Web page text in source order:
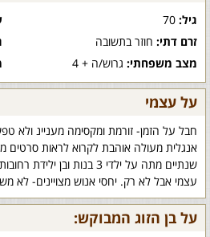
גיל:
זרם דתי: חוזר בתשובה
מצב משפחתי: גרוש/ה + 4
על עצמי
חבל על הזמן- זורמת ומקסימה מעניינ ולא
אנגלית מעולה אוהבת לקרוא לראות סרטים
שנתיים מתה על ילדי 3 בנות
עצמי אבל לא רק. יחסי אנוש מצויינים- לא
על בן הזוג המבוקש: